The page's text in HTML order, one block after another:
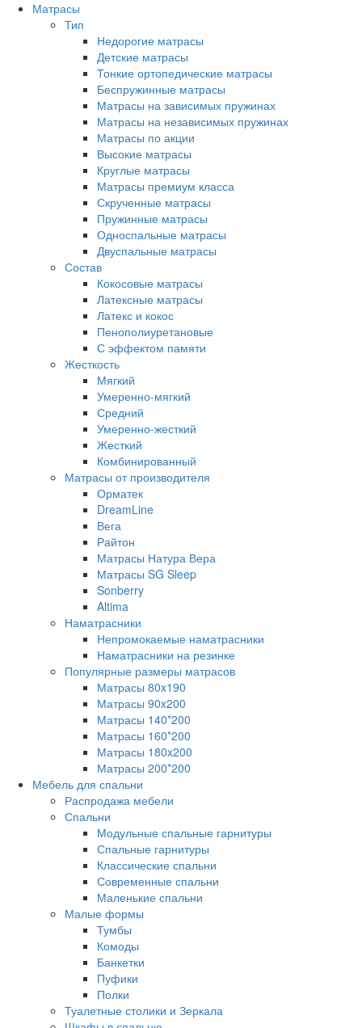
Матрасы
Тип
Недорогие матрасы
Детские матрасы
Тонкие ортопедические матрасы
Беспружинные матрасы
Матрасы на зависимых пружинах
Матрасы на независимых пружинах
Матрасы по акции
Высокие матрасы
Круглые матрасы
Матрасы премиум класса
Скрученные матрасы
Пружинные матрасы
Односпальные матрасы
Двуспальные матрасы
Состав
Кокосовые матрасы
Латексные матрасы
Латекс и кокос
Пенополиуретановые
С эффектом памяти
Жесткость
Мягкий
Умеренно-мягкий
Средний
Умеренно-жесткий
Жесткий
Комбинированный
Матрасы от производителя
Орматек
DreamLine
Вега
Райтон
Матрасы Натура Вера
Матрасы SG Sleep
Sonberry
Altima
Наматрасники
Непромокаемые наматрасники
Наматрасники на резинке
Популярные размеры матрасов
Матрасы 80x190
Матрасы 90x200
Матрасы 140*200
Матрасы 160*200
Матрасы 180x200
Матрасы 200*200
Мебель для спальни
Распродажа мебели
Спальни
Модульные спальные гарнитуры
Спальные гарнитуры
Классические спальни
Современные спальни
Маленькие спальни
Малые формы
Тумбы
Комоды
Банкетки
Пуфики
Полки
Туалетные столики и Зеркала